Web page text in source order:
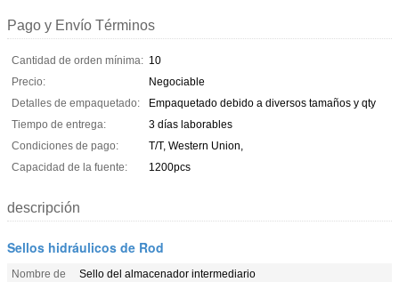
Pago y Envío Términos
Cantidad de orden mínima: 10
Precio:
Negociable
Detalles de empaquetado:
Empaquetado debido a diversos tamaños y qty
Tiempo de entrega:
3 días laborables
Condiciones de pago:
T/T, Western Union,
Capacidad de la fuente:
1200pcs
descripción
Sellos hidráulicos de Rod
Nombre de
Sello del almacenador intermediario